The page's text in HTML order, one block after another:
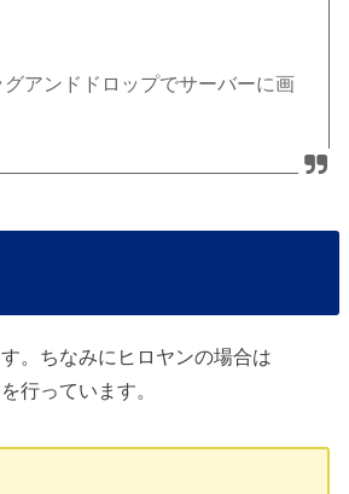
グアンドドロップでサーバーに画
。ちなみにヒロヤンの場合は
行っています。